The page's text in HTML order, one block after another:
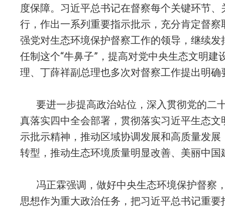
度保障。习近平总书记在督察每个关键环节
行，作出一系列重要指示批示，充分肯定督
强党对生态环境保护督察工作的领导，继续
任制这个“牛鼻子”，提高对党中央生态文明
理、丁薛祥副总理也多次对督察工作提出明确
要进一步提高政治站位，深入贯彻党的二
真落实四中全会部署，贯彻落实习近平生态
示批示精神，推动区域协调发展和高质量发
转型，推动生态环境质量明显改善、美丽中
冯正霖强调，做好中央生态环境保护督察
思想作为重大政治任务，把习近平总书记重